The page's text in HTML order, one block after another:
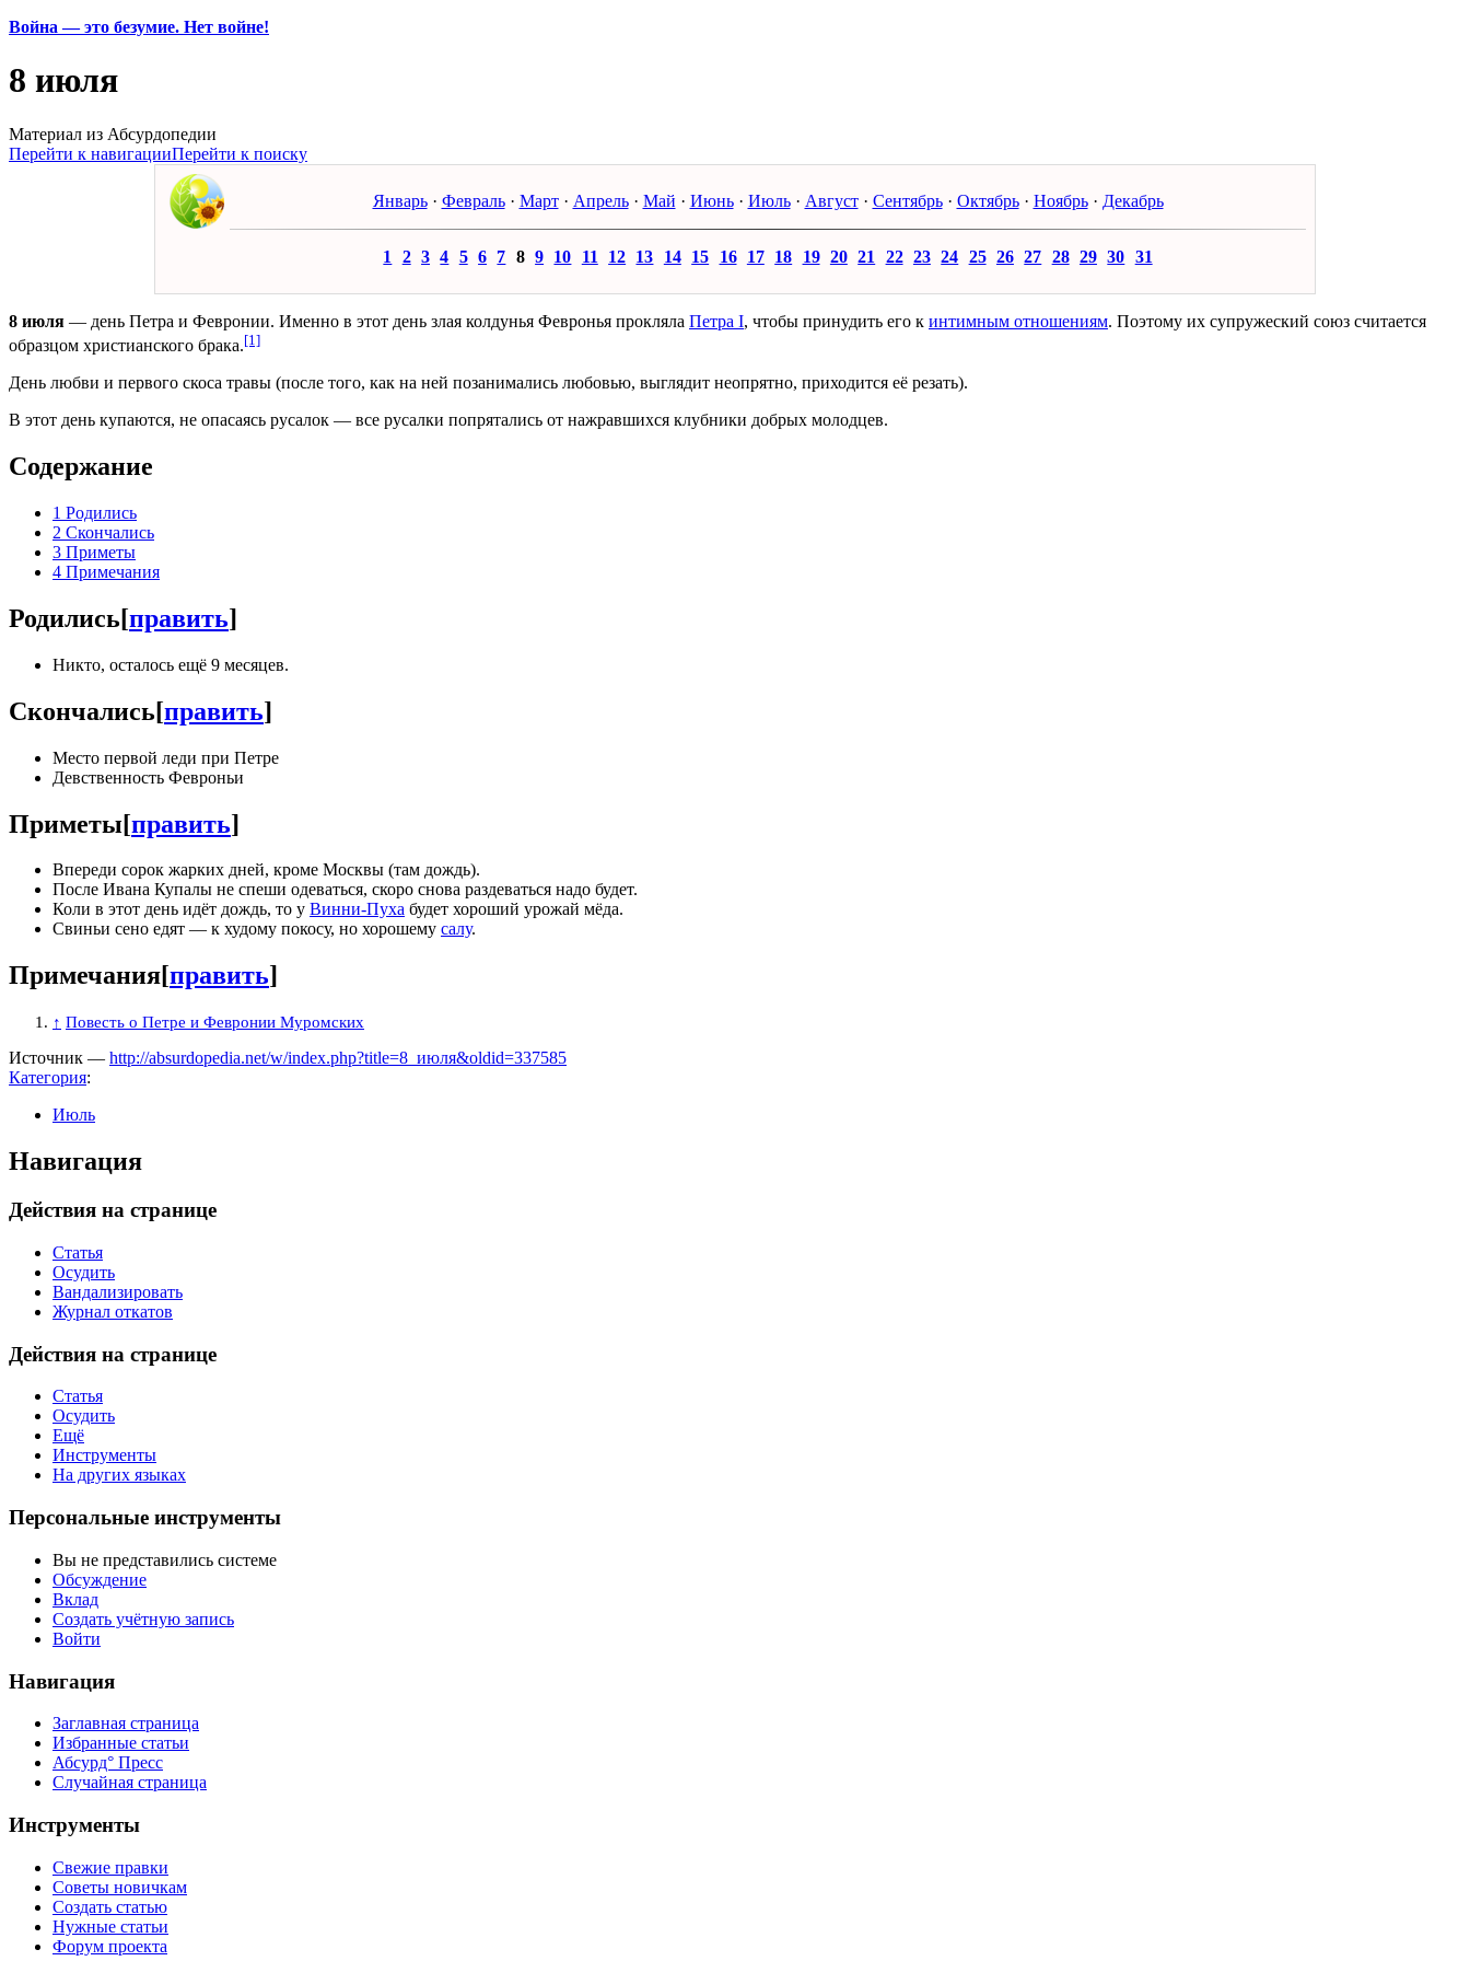
Война — это безумие. Нет войне!
8 июля
Материал из Абсурдопедии
Перейти к навигацииПерейти к поиску
Январь· Февраль· Март· Апрель· Май · Июнь· Июль· Август· Сентябрь· Октябрь· Ноябрь· Декабрь
1 2 3 4 5 6 7 8 9 10 11 12 13 14 15 16 17 18 19 20 21 22 23 24 25 26 27 28 29 30 31
8 июля — день Петра и Февронии. Именно в этот день злая колдунья Февронья прокляла Петра I, чтобы принудить его к интимным отношениям. Поэтому их супружеский союз считается
образцом христианского брака.[1]
День любви и первого скоса травы (после того, как на ней позанимались любовью, выглядит неопрятно, приходится её резать).
В этот день купаются, не опасаясь русалок — все русалки попрятались от нажравшихся клубники добрых молодцев.
Содержание
1 Родились
2 Скончались
3 Приметы
4 Примечания
Родились[править]
Никто, осталось ещё 9 месяцев.
Скончались[править]
Место первой леди при Петре
Девственность Февроньи
Приметы[править]
Впереди сорок жарких дней, кроме Москвы (там дождь).
После Ивана Купалы не спеши одеваться, скоро снова раздеваться надо будет.
Коли в этот день идёт дождь, то у Винни-Пуха будет хороший урожай мёда.
Свиньи сено едят — к худому покосу, но хорошему салу.
Примечания[править]
↑ Повесть о Петре и Февронии Муромских
Источник — http://absurdopedia.net/w/index.php?title=8_июля&oldid=337585
Категория:
Июль
Навигация
Действия на странице
Статья
Осудить
Вандализировать
Журнал откатов
Действия на странице
Статья
Осудить
Ещё
Инструменты
На других языках
Персональные инструменты
Вы не представились системе
Обсуждение
Вклад
Создать учётную запись
Войти
Навигация
Заглавная страница
Избранные статьи
Абсурд° Пресс
Случайная страница
Инструменты
Свежие правки
Советы новичкам
Создать статью
Нужные статьи
Форум проекта